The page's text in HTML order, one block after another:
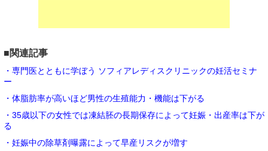
■関連記事
・専門医とともに学ぼう ソフィアレディスクリニックの妊活セミナ
ー
・体脂肪率が高いほど男性の生殖能力・機能は下がる
・35歳以下の女性では凍結胚の長期保存によって妊娠・出産率は下が
る
・妊娠中の除草剤曝露によって早産リスクが増す